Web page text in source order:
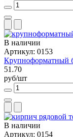
В наличии
Артикул: 0153
Крупноформатный
51.70
руб/шт
В наличии
Артикул: 0154